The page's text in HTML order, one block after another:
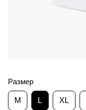
Размер
M L XL